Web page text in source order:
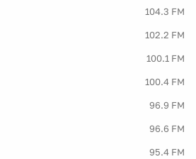
104.3 FM
102.2 FM
100.1 FM
100.4 FM
96.9 FM
96.6 FM
95.4 FM